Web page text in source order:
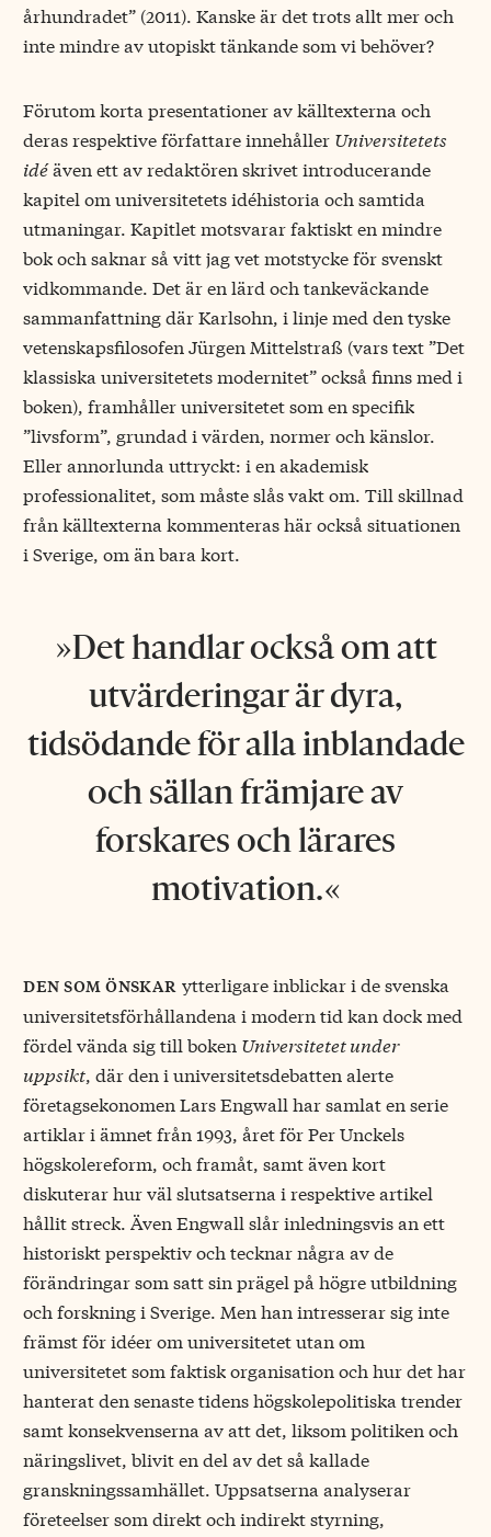
århundradet” (2011). Kanske är det trots allt mer och
inte mindre av utopiskt tänkande som vi behöver?
Förutom korta presentationer av källtexterna och
deras respektive författare innehåller Universitetets
idéäven ett av redaktören skrivet introducerande
kapitel om universitetets idéhistoria och samtida
utmaningar. Kapitlet motsvarar faktiskt en mindre
bok och saknar så vitt jag vet motstycke för svenskt
vidkommande. Det är en lärd och tankeväckande
sammanfattning där Karlsohn, i linje med den tyske
vetenskapsfilosofen Jürgen Mittelstraß (vars text ”Det
klassiska universitetets modernitet” också finns med i
boken), framhåller universitetet som en specifik
”livsform”, grundad i värden, normer och känslor.
Eller annorlunda uttryckt: i en akademisk
professionalitet, som måste slås vakt om. Till skillnad
från källtexterna kommenteras här också situationen
i Sverige, om än bara kort.
Det handlar också om att
utvärderingar är dyra,
tidsödande för alla inblandade
och sällan främjare av
forskares och lärares
motivation.
den som önskar ytterligare inblickar i de svenska
universitetsförhållandena i modern tid kan dock med
fördel vända sig till boken Universitetet under
uppsikt, där den i universitetsdebatten alerte
företagsekonomen Lars Engwall har samlat en serie
artiklar i ämnet från 1993, året för Per Unckels
högskolereform, och framåt, samt även kort
diskuterar hur väl slutsatserna i respektive artikel
hållit streck. Även Engwall slår inledningsvis an ett
historiskt perspektiv och tecknar några av de
förändringar som satt sin prägel på högre utbildning
och forskning i Sverige. Men han intresserar sig inte
främst för idéer om universitetet utan om
universitetet som faktisk organisation och hur det har
hanterat den senaste tidens högskolepolitiska trender
samt konsekvenserna av att det, liksom politiken och
näringslivet, blivit en del av det så kallade
granskningssamhället. Uppsatserna analyserar
företeelser som direkt och indirekt styrning,